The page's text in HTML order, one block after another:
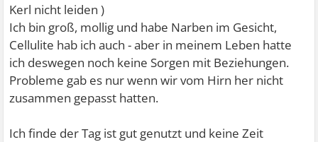
Kerl nicht leiden)
Ich bin groß, mollig und habe Narben im Gesicht,
Cellulite hab ich auch - aber in meinem Leben hatte
ich deswegen noch keine Sorgen mit Beziehungen.
Probleme gab es nur wenn wir vom Hirn her nicht
zusammen gepasst hatten.
Ich finde der Tag ist gut genutzt und keine Zeit